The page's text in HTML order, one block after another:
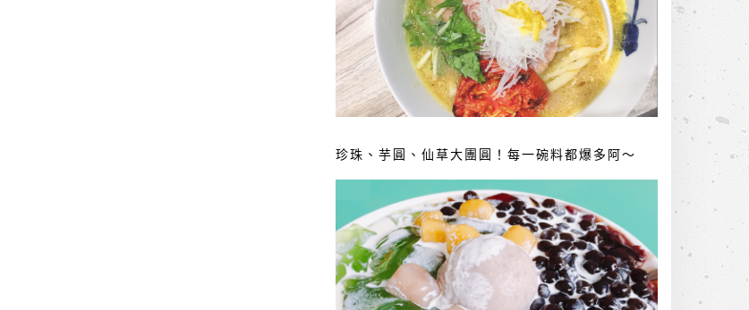
珍珠、芋圓、仙草大團圓！每一碗料都爆多阿～